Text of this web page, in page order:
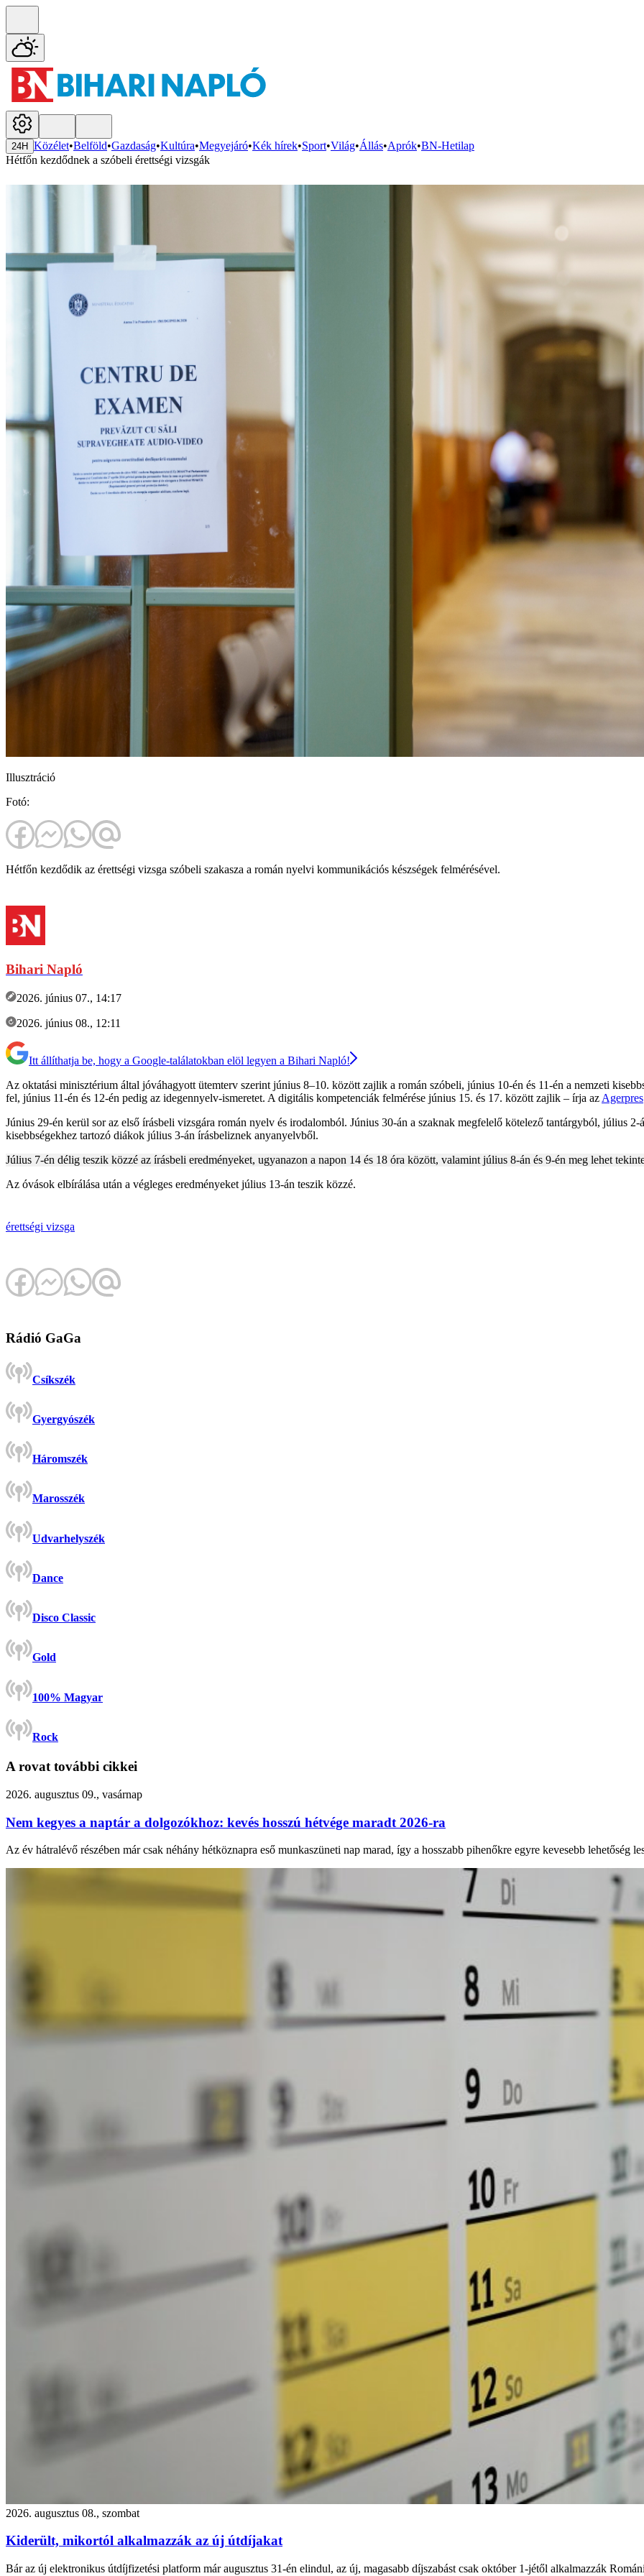
24H Közélet•Belföld•Gazdaság•Kultúra•Megyejáró•Kék hírek•Sport•Világ•Állás•Aprók•BN-Hetilap
Hétfőn kezdődnek a szóbeli érettségi vizsgák
Illusztráció
Fotó:
Hétfőn kezdődik az érettségi vizsga szóbeli szakasza a román nyelvi kommunikációs készségek felmérésével.
Bihari Napló
2026. június 07., 14:17
2026. június 08., 12:11
Itt állíthatja be, hogy a Google-találatokban elöl legyen a Bihari Napló!
Az oktatási minisztérium által jóváhagyott ütemterv szerint június 8–10. között zajlik a román szóbeli, június 10-én és 11-én a nemzeti
fel, június 11-én és 12-én pedig az idegennyelv-ismeretet. A digitális kompetenciák felmérése június 15. és 17. között zajlik – írja az Agerpres
Június 29-én kerül sor az első írásbeli vizsgára román nyelv és irodalomból. Június 30-án a szaknak megfelelő kötelező tantárgyból, július
kisebbségekhez tartozó diákok július 3-án írásbeliznek anyanyelvből.
Július 7-én délig teszik közzé az írásbeli eredményeket, ugyanazon a napon 14 és 18 óra között, valamint július 8-án és 9-én meg lehet
Az óvások elbírálása után a végleges eredményeket július 13-án teszik közzé.
érettségi vizsga
Rádió GaGa
Csíkszék
Gyergyószék
Háromszék
Marosszék
Udvarhelyszék
Dance
Disco Classic
Gold
100% Magyar
Rock
A rovat további cikkei
2026. augusztus 09., vasárnap
Nem kegyes a naptár a dolgozókhoz: kevés hosszú hétvége maradt 2026-ra
Az év hátralévő részében már csak néhány hétköznapra eső munkaszüneti nap marad, így a hosszabb pihenőkre egyre kevesebb lehetőség
2026. augusztus 08., szombat
Kiderült, mikortól alkalmazzák az új útdíjakat
Bár az új elektronikus útdíjfizetési platform már augusztus 31-én elindul, az új, magasabb díjszabást csak október 1-jétől alkalmazzák